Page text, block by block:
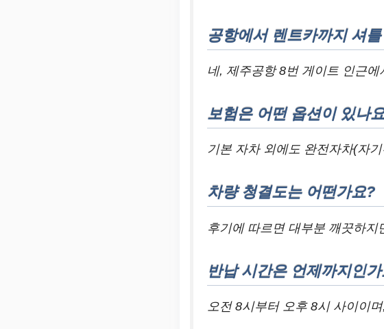
공항에서 렌트카까지 셔
네, 제주공항 8번 게이트 인근
보험은 어떤 옵션이 있나
기본 자차 외에도 완전자차(자
차량 청결도는 어떤가요?
후기에 따르면 대부분 깨끗하
반납 시간은 언제까지인
오전 8시부터 오후 8시 사이이